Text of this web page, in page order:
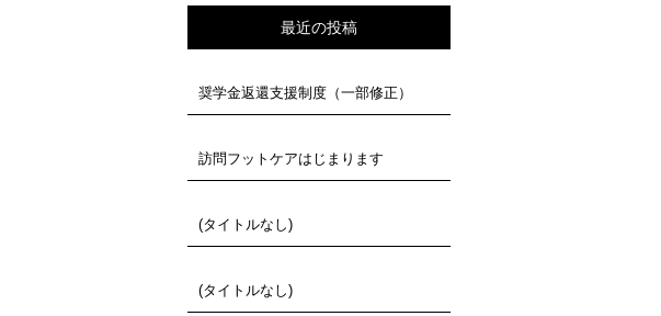
最近の投稿
奨学金返還支援制度（一部修正）
訪問フットケアはじまります
(タイトルなし)
(タイトルなし)